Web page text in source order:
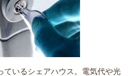
ているシェアハウス。電気代や光